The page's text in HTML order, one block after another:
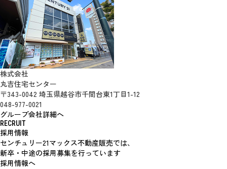
株式会社
丸吉住宅センター
〒343-0042 埼玉県越谷市千間台東1丁目1-12
048-977-0021
グループ会社詳細へ
RECRUIT
採用情報
センチュリー21マックス不動産販売では、
新卒・中途の採用募集を行っています
採用情報へ